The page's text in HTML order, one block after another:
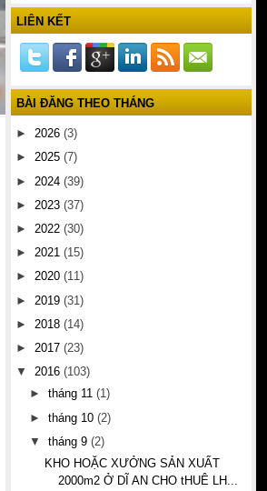
LIÊN KẾT
BÀI ĐĂNG THEO THÁNG
► 2026 (3)
► 2025 (7)
► 2024 (39)
► 2023 (37)
► 2022 (30)
► 2021 (15)
► 2020 (11)
► 2019 (31)
► 2018 (14)
► 2017 (23)
▼
2016 (103)
►tháng 11(1)
►tháng 10(2)
▼
tháng 9(2)
KHO HOẶC XƯỞNG SẢN XUẤT
2000m2 Ở DĨ AN CHO tHUÊ LH...